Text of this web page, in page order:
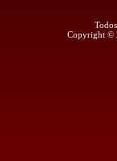
Copyright ©